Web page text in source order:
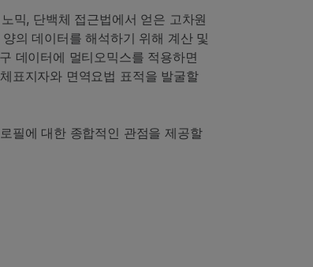
믹, 단백체 접근법에서 얻은 고차원
의 데이터를 해석하기 위해 계산 및
데이터에 멀티오믹스를 적용하면
표지자와 면역요법 표적을 발굴할
필에 대한 종합적인 관점을 제공할